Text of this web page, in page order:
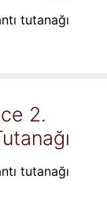
tutanağı
2.
tutanağı